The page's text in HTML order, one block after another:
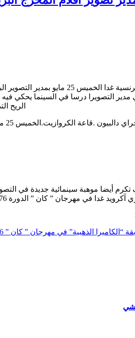
للدورة 76 حيث يلقي مدير التصويرا
الريح
25 مايو الساعة العاشرة والنصف صباحا
أيضا موهبة سينمائية جديدة في
غدا في مهرجان ” كان ” الدورة 76
الذهبية” في مهرجان ” كان ” 76 بقلم صلاح هاشم